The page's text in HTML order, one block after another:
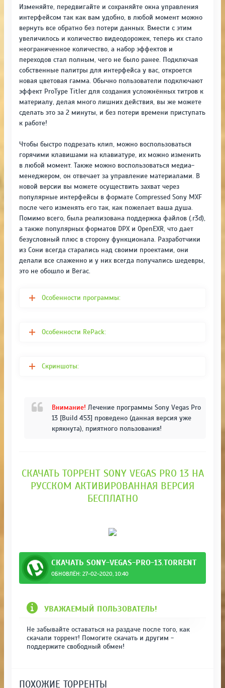
Изменяйте, передвигайте и сохраняйте окна управления
интерфейсом так как вам удобно, в любой момент можно
вернуть все обратно без потери данных. Вмести с этим
увеличилось и количество видеодорожек, теперь их стало
неограниченное количество, а набор эффектов и
переходов стал полным, чего не было ранее. Подключая
собственные палитры для интерфейса у вас, откроется
новая цветовая гамма. Обычно пользователи подключают
эффект ProType Titler для создания усложнённых титров к
материалу, делая много лишних действия, вы же можете
сделать это за 2 минуты, и без потери времени приступать
к работе!
Чтобы быстро подрезать клип, можно воспользоваться
горячими клавишами на клавиатуре, их можно изменить
в любой момент. Также можно воспользоваться медиа-
менеджером, он отвечает за управление материалами. В
новой версии вы можете осуществить захват через
популярные интерфейсы в формате Compressed Sony MXF
после чего изменять его так, как пожелает ваша душа.
Помимо всего, была реализована поддержка файлов (.r3d),
а также популярных форматов DPX и OpenEXR, что дает
безусловный плюс в сторону функционала. Разработчики
из Сони всегда старались над своими проектами, они
делали все слаженно и у них всегда получались шедевры,
это не обошло и Вегас.
Особенности программы:
Особенности RePack:
Скриншоты:
Внимание! Лечение программы Sony Vegas Pro
13 [Build 453] проведено (данная версия уже
крякнута), приятного пользования!
СКАЧАТЬ ТОРРЕНТ SONY VEGAS PRO 13 НА
РУССКОМ АКТИВИРОВАННАЯ ВЕРСИЯ
БЕСПЛАТНО
СКАЧАТЬ SONY-VEGAS-PRO-13.TORRENT
ОБНОВЛЁН: 27-02-2020, 10:40
УВАЖАЕМЫЙ ПОЛЬЗОВАТЕЛЬ!
Не забывайте оставаться на раздаче после того, как
скачали торрент! Помогите скачать и другим -
поддержите свободный обмен!
ПОХОЖИЕ ТОРРЕНТЫ